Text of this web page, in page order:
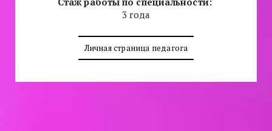
3 года
Личная страница педагога